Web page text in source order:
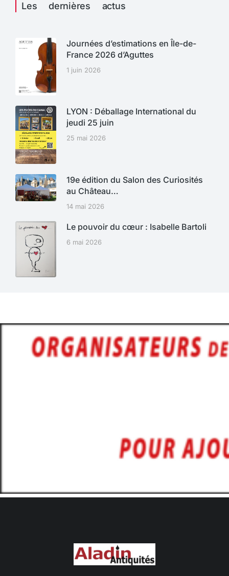
Les dernières actus
Journées d’estimations en Île-de-
France 2026 d’Aguttes
1 juin 2026
LYON : Déballage International du
jeudi 25 juin
25 mai 2026
19e édition du Salon des Curiosités
au Château…
14 mai 2026
Le pouvoir du cœur : Isabelle Bartoli
6 mai 2026